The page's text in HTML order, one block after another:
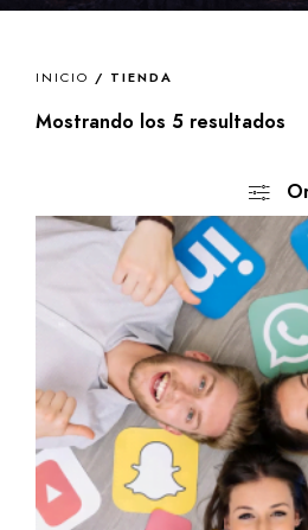
INICIO / TIENDA
Mostrando los 5 resultados